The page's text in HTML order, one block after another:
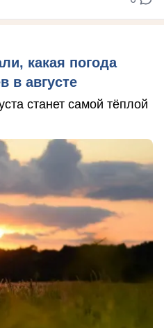
какая погода
в августе
станет самой тёплой